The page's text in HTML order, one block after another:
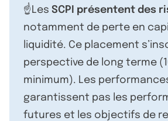
☝️Les SCPI présentent des
notamment de perte en
liquidité. Ce placement
perspective de long terme
minimum). Les
garantissent pas les
futures et les objectifs de